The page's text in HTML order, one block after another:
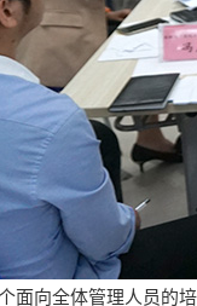
面向全体管理人员的